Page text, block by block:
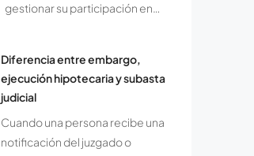
gestionar su participación en…
Diferencia entre embargo,
ejecución hipotecaria y subasta
judicial
Cuando una persona recibe una
notificación del juzgado o